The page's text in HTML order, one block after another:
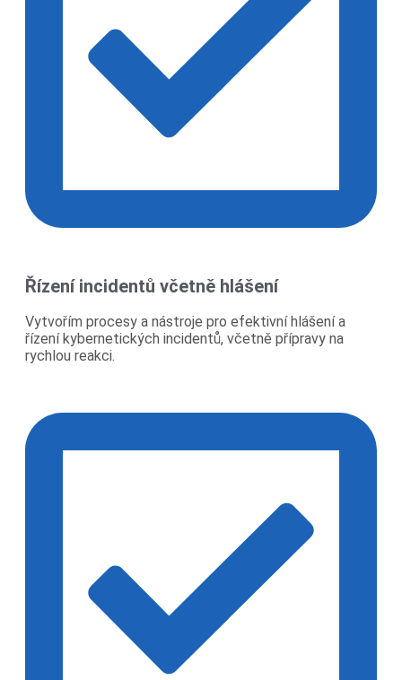
Řízení incidentů včetně hlášení
Vytvořím procesy a nástroje pro efektivní hlášení a
řízení kybernetických incidentů, včetně přípravy na
rychlou reakci.